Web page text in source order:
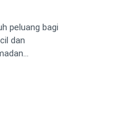
peluang bagi
dan